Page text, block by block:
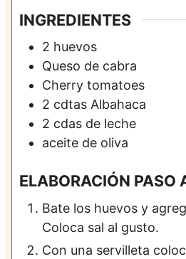
INGREDIENTES
2 huevos
Queso de cabra
Cherry tomatoes
2 cdtas Albahaca
2 cdas de leche
aceite de oliva
ELABORACIÓN PASO
Bate los huevos y
Coloca sal al gusto.
Con una servilleta